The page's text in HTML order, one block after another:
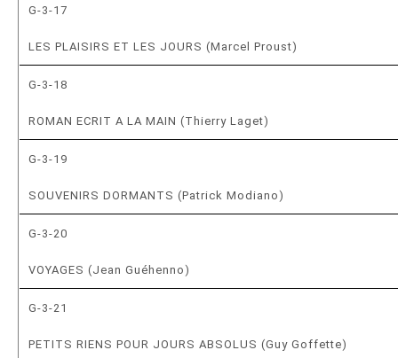
G-3-17
LES PLAISIRS ET LES JOURS (Marcel Proust)
G-3-18
ROMAN ECRIT A LA MAIN (Thierry Laget)
G-3-19
SOUVENIRS DORMANTS (Patrick Modiano)
G-3-20
VOYAGES (Jean Guéhenno)
G-3-21
PETITS RIENS POUR JOURS ABSOLUS (Guy Goffette)